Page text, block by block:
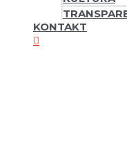
KONTAKT